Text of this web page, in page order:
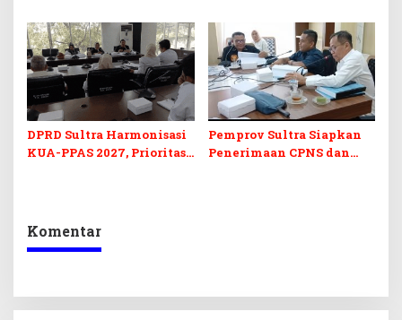
Berkelanjutan
Perubahan APBD 2026
DPRD Sultra Harmonisasi
KUA-PPAS 2027, Prioritas
Pemprov Sultra Siapkan
Penerimaan CPNS dan
Komentar